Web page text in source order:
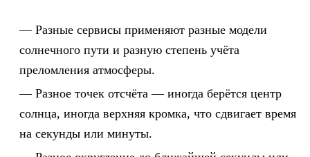
Разные сервисы применяют разные модели
солнечного пути и разную степень учёта
преломления атмосферы.
Разное точек отсчёта — иногда берётся центр
солнца, иногда верхняя кромка, что сдвигает время
на секунды или минуты.